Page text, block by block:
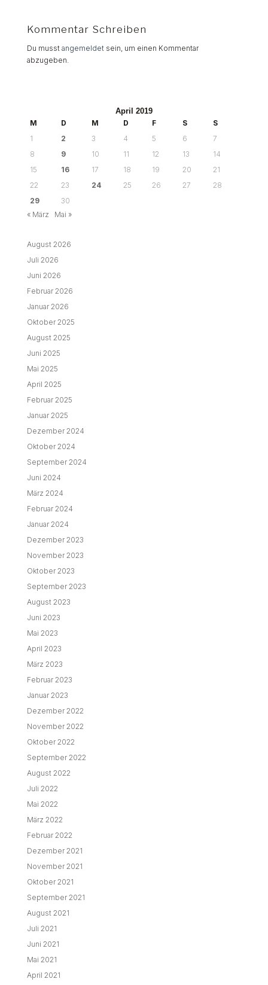
Kommentar Schreiben
Du musst angemeldetsein, um einen Kommentar
abzugeben.
April 2019
M
D M D F S
S
1
2 3 4 5 6
7
8
9 10 11 12 13
14
15
16 17 18 19 20
21
22
23 24 25 26 27
28
29
30
« März
Mai »
August 2026
Juli 2026
Juni 2026
Februar 2026
Januar 2026
Oktober 2025
August 2025
Juni 2025
Mai 2025
April 2025
Februar 2025
Januar 2025
Dezember 2024
Oktober 2024
September 2024
Juni 2024
März 2024
Februar 2024
Januar 2024
Dezember 2023
November 2023
Oktober 2023
September 2023
August 2023
Juni 2023
Mai 2023
April 2023
März 2023
Februar 2023
Januar 2023
Dezember 2022
November 2022
Oktober 2022
September 2022
August 2022
Juli 2022
Mai 2022
März 2022
Februar 2022
Dezember 2021
November 2021
Oktober 2021
September 2021
August 2021
Juli 2021
Juni 2021
Mai 2021
April 2021